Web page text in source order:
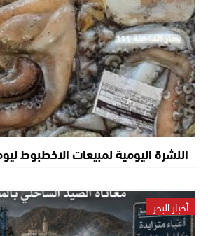
النشرة اليومية لمبيعات الاخطبوط ليوم 3
أخبار البحر